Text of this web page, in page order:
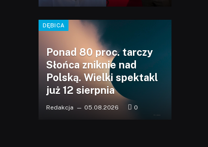
DĘBICA
Ponad 80 proc. tarczy
Słońca zniknie nad
Polską. Wielki spektakl
już 12 sierpnia
Redakcja 05.08.2026 0